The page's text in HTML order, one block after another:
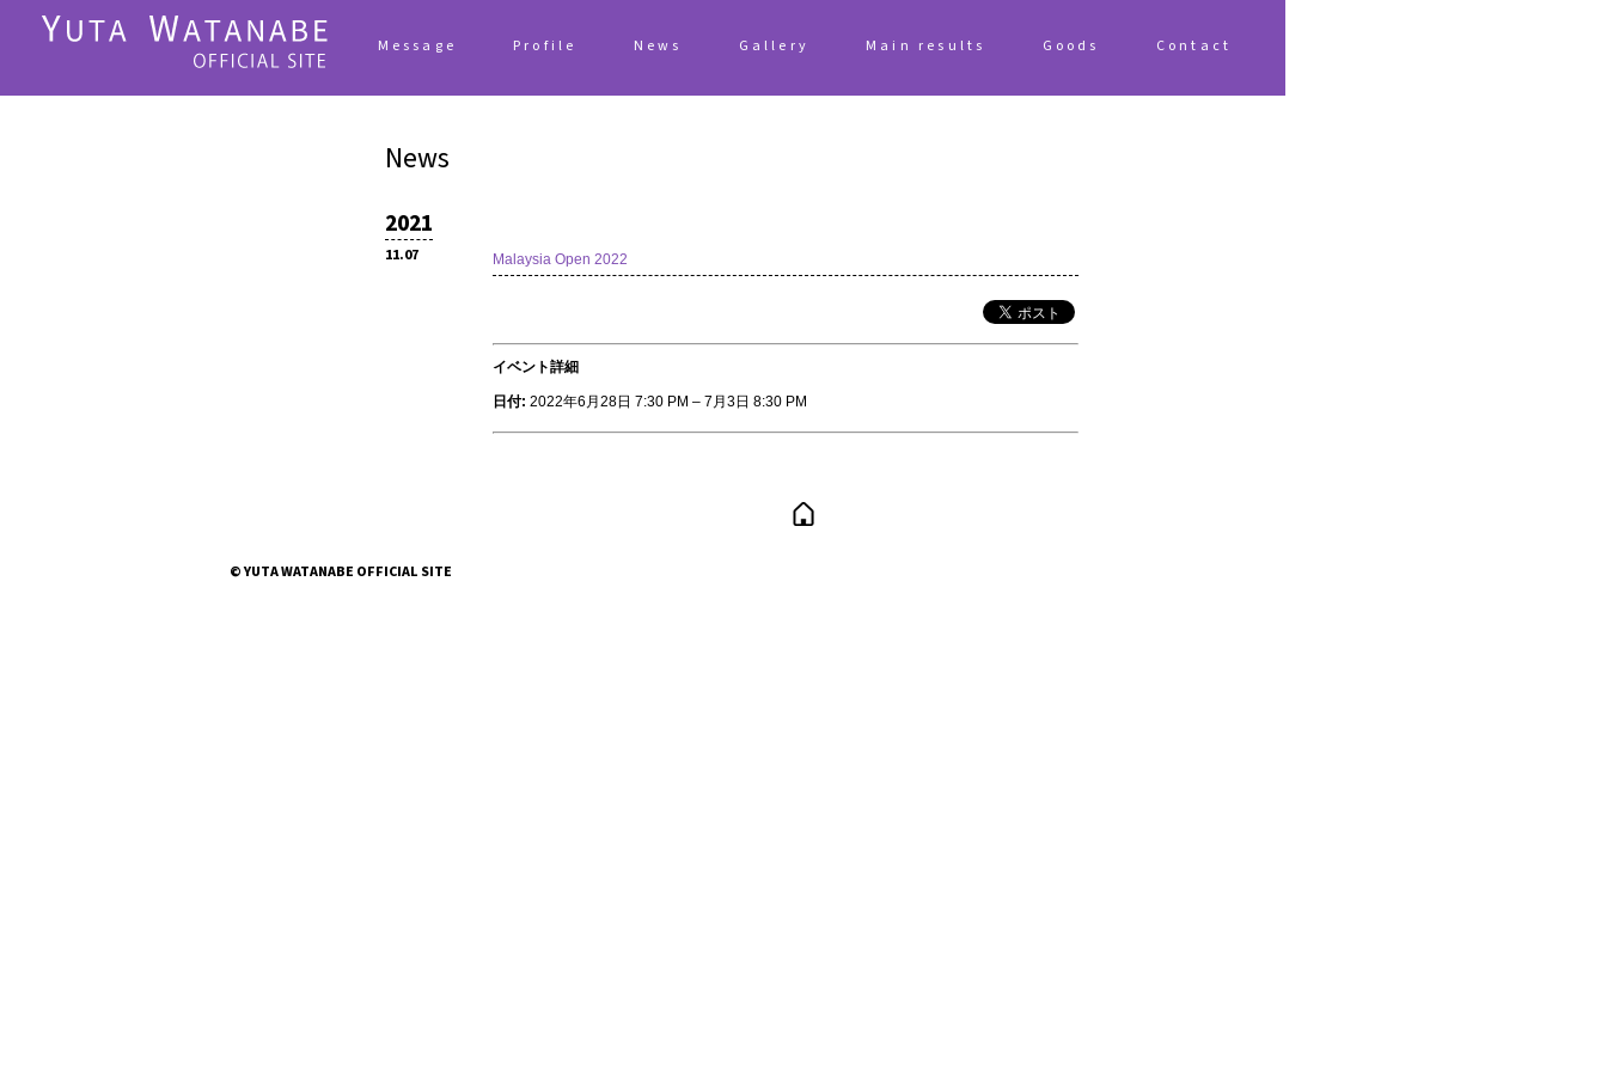
Message Profile News Gallery Main results Goods Contact
News
2021
11.07 Malaysia Open 2022
イベント詳細
日付: 2022年6月28日 7:30 PM – 7月3日 8:30 PM
© YUTA WATANABE OFFICIAL SITE